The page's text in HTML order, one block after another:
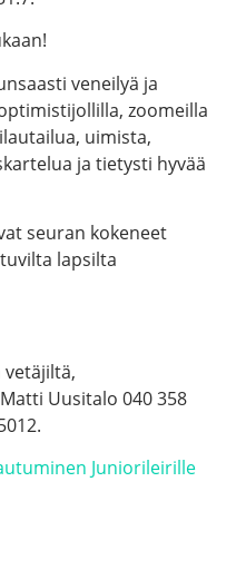
veneilyä ja
zoomeilla
uimista,
ja tietysti hyvää
seuran kokeneet
lapsilta
Uusitalo 040 358
Juniorileirille